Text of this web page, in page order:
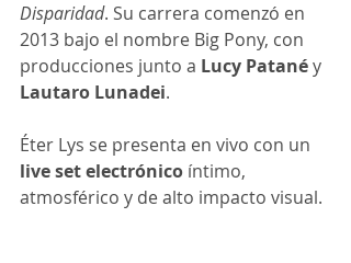
Disparidad. Su carrera comenzó en
2013 bajo el nombre Big Pony, con
producciones junto a Lucy Patané y
Lautaro Lunadei.
Éter Lys se presenta en vivo con un
live set electrónico íntimo,
atmosférico y de alto impacto visual.